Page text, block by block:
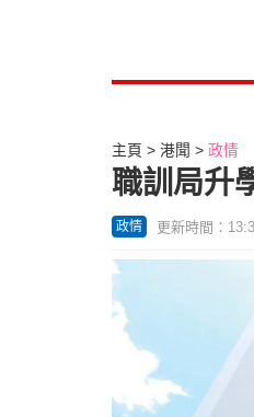
主頁 港聞 政情
職訓局升
政情 更新時間：